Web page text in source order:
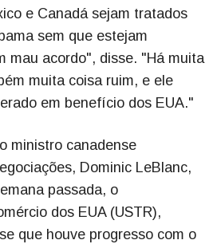
e Canadá sejam tratados
sem que estejam
mau acordo", disse. "Há muita
muita coisa ruim, e ele
em benefício dos EUA."
ministro canadense
Dominic LeBlanc,
passada, o
dos EUA (USTR),
que houve progresso com o